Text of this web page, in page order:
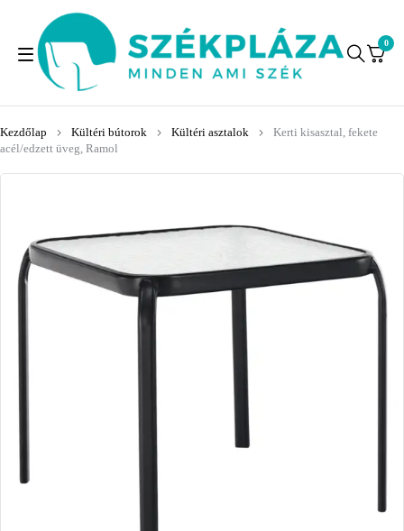
0
Kezdőlap Kültéri bútorok Kültéri asztalok
Kerti kisasztal, fekete
acél/edzett üveg, Ramol